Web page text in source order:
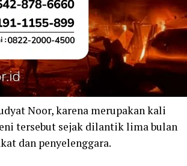
Noor, karena merupakan kali
tersebut sejak dilantik lima bulan
dan penyelenggara.